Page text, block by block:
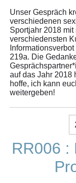
Unser Gespräch
verschiedenen
Sportjahr 2018
verschiedensten
219a. Die
auf das Jahr 2018
hoffe, ich kann
weitergeben!
RR006 :